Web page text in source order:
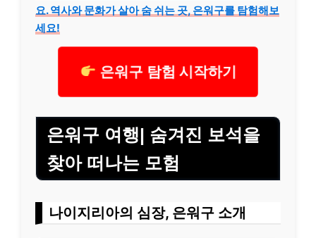
요. 역사와 문화가 살아 숨 쉬는 곳, 은워구를 탐험해보
세요!
은워구 탐험 시작하기
은워구 여행| 숨겨진 보석을
찾아 떠나는 모험
나이지리아의 심장, 은워구 소개